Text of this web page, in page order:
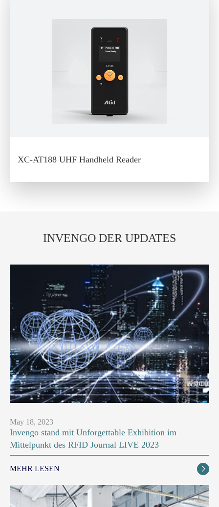
XC-AT188 UHF Handheld Reader
INVENGO DER UPDATES
May 18, 2023
Invengo stand mit Unforgettable Exhibition im
Mittelpunkt des RFID Journal LIVE 2023
MEHR LESEN 